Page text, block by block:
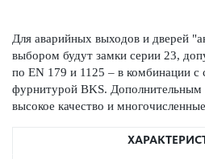
Для авар­ийных выходов и дверей
выбором будут замки серии 23,
по EN 179 и 1125 – в комб­инации с
фурнитурой BKS.
выс­окое качество и